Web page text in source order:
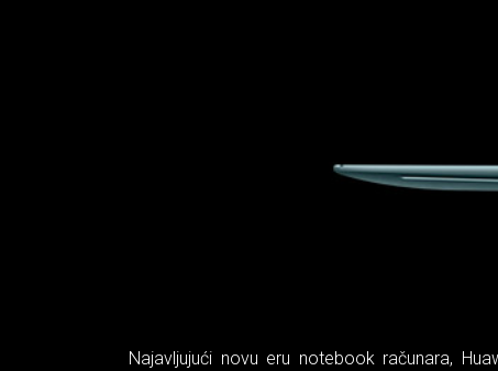
Najavljujući novu eru notebook računara,